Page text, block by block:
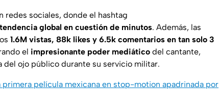
redes sociales, donde el hashtag
tendencia global en cuestión de minutos. Además, las
1.6M vistas, 88k likes y 6.5k comentarios en tan solo 3
el impresionante poder mediático del cantante,
ojo público durante su servicio militar.
primera película mexicana en stop-motion apadrinada por